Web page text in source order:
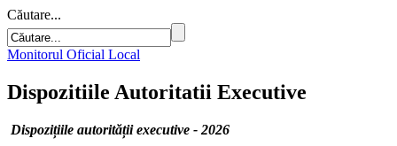
Căutare...
Monitorul Oficial Local
Dispozitiile Autoritatii Executive
Dispozițiile autorității executive - 2026